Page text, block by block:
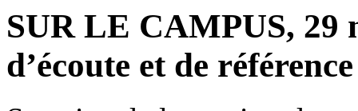
SUR LE CAMPUS, 29
d’écoute et de référence